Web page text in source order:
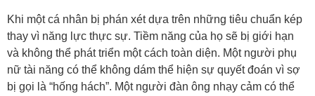
Khi một cá nhân bị phán xét dựa trên những tiêu chuẩn kép
thay vì năng lực thực sự. Tiềm năng của họ sẽ bị giới hạn
và không thể phát triển một cách toàn diện. Một người phụ
nữ tài năng có thể không dám thể hiện sự quyết đoán vì sợ
bị gọi là “hống hách”. Một người đàn ông nhạy cảm có thể